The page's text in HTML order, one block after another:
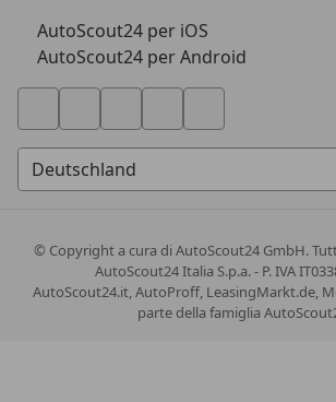
AutoScout24 per iOS
AutoScout24 per Android
© Copyrighta cura di AutoScout24 GmbH.
AutoScout24 Italia S.p.a. - P. IVA
AutoScout24.it, AutoProff, LeasingMarkt.de,
parte della famiglia